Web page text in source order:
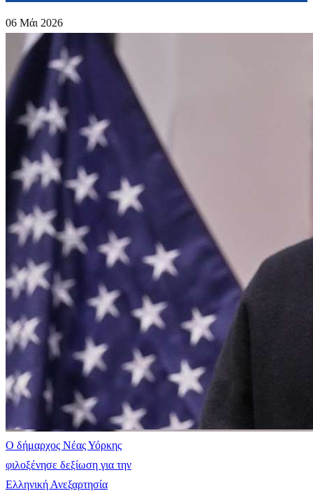
06 Μάι 2026
Ο δήμαρχος Νέας Υόρκης
φιλοξένησε δεξίωση για την
Ελληνική Ανεξαρτησία